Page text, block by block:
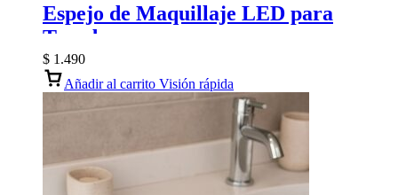
Espejo de Maquillaje LED para
Tocador
$ 1.490
Añadir al carrito Visión rápida